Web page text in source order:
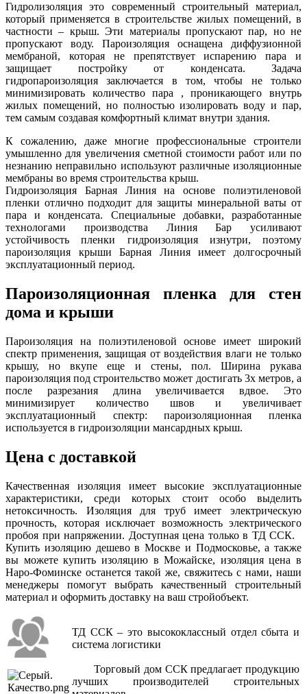
Гидролизоляция это современный строительный материал,
который применяется в строительстве жилых помещений, в
частности – крыш. Эти материалы пропускают пар, но не
пропускают воду. Пароизоляция оснащена диффузионной
мембраной, которая не препятствует испарению пара и
защищает постройку от конденсата. Задача
гидропароизоляция заключается в том, чтобы не только
минимизировать количество пара , проникающего внутрь
жилых помещений, но полностью изолировать воду и пар,
тем самым создавая комфортный климат внутри здания.
К сожалению, даже многие профессиональные строители
умышленно для увеличения сметной стоимости работ или по
незнанию неправильно используют различные изоляционные
мембраны во время строительства крыш.
Гидроизоляция Барная Линия на основе полиэтиленовой
пленки отлично подходит для защиты минеральной ваты от
пара и конденсата. Специальные добавки, разработанные
технологами производства Линия Бар усиливают
устойчивость пленки гидроизоляция изнутри, поэтому
пароизоляция крыши Барная Линия имеет долгосрочный
эксплуатационный период.
Пароизоляционная пленка для стен
дома и крыши
Пароизоляция на полиэтиленовой основе имеет широкий
спектр применения, защищая от воздействия влаги не только
крышу, но вкупе еще и стены, пол. Ширина рукава
пароизоляция под строительство может достигать 3х метров, а
после разрезания длина увеличивается вдвое. Это
минимизирует количество швов и увеличивает
эксплуатационный спектр: пароизоляционная пленка
используется в гидроизоляции мансардных крыш.
Цена с доставкой
Качественная изоляция имеет высокие эксплуатационные
характеристики, среди которых стоит особо выделить
нетоксичность. Изоляция для труб имеет электрическую
прочность, которая исключает возможность электрического
пробоя при напряжении. Доступная цена только в ТД ССК.
Купить изоляцию дешево в Москве и Подмосковье, а также
вы можете купить изоляцию в Можайске, изоляция цена в
Наро-Фоминске останется такой же, свяжитесь с нами, наши
менеджеры помогут выбрать качественный строительный
материал и оформить доставку на ваш стройобъект.
ТД ССК – это высококлассный отдел сбыта и
система логистики
Торговый дом ССК предлагает продукцию
лучших производителей строительных